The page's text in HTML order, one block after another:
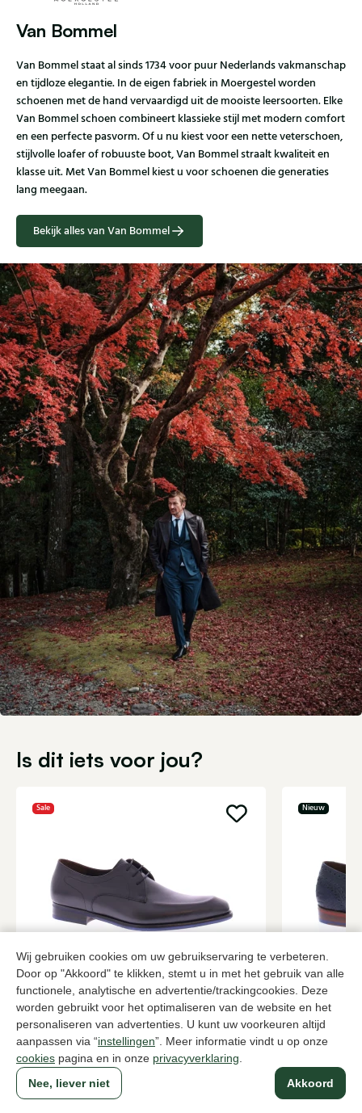
Wij gebruiken cookies om uw gebruikservaring te verbeteren.
Door op "Akkoord" te klikken, stemt u in met het gebruik van alle
functionele, analytische en advertentie/trackingcookies. Deze
worden gebruikt voor het optimaliseren van de website en het
personaliseren van advertenties. U kunt uw voorkeuren altijd
aanpassen via “instellingen”. Meer informatie vindt u op onze
cookies pagina en in onze privacyverklaring
Akkoord
Nee, liever niet
Van Bommel
Van Bommel staat al sinds 1734 voor puur Nederlands vakmanschap
en tijdloze elegantie. In de eigen fabriek in Moergestel worden
schoenen met de hand vervaardigd uit de mooiste leersoorten. Elke
Van Bommel schoen combineert klassieke stijl met modern comfort
en een perfecte pasvorm. Of u nu kiest voor een nette veterschoen,
stijlvolle loafer of robuuste boot, Van Bommel straalt kwaliteit en
klasse uit. Met Van Bommel kiest u voor schoenen die generaties
lang meegaan.
Bekijk alles van Van Bommel
Is dit iets voor jou?
Sale
Floris van Bommel
Grijze veterschoenen heren
279,95165,00
Nieuw
Floris van
Blauwe
279,95